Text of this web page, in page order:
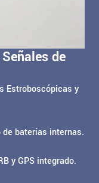
de
Estroboscópicas y
baterías internas.
y GPS integrado.